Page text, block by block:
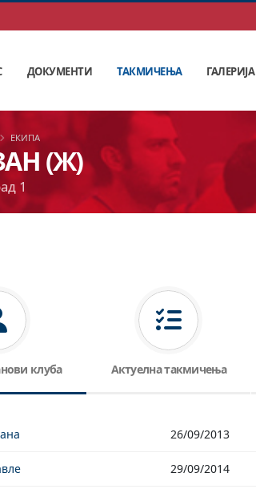
ДОКУМЕНТИ ТАКМИЧЕЊА ГАЛЕРИЈА
(Ж)
1
ЕКИПА
клуба Актуелна такмичења
26/09/2013
29/09/2014